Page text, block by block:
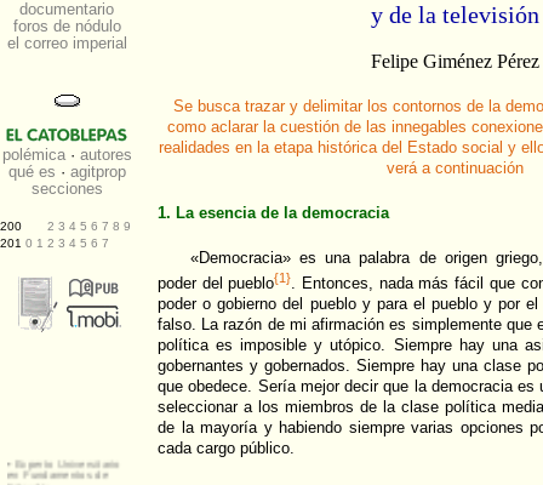
y de la televisión
Felipe Giménez Pérez
Se busca trazar y delimitar los contornos de la
como aclarar la cuestión de las innegables
realidades en la etapa histórica del Estado social y
verá a continuación
1. La esencia de la democracia
«Democracia» es una palabra de origen
poder del pueblo{1}. Entonces, nada más fácil que
poder o gobierno del pueblo y para el pueblo y por
falso. La razón de mi afirmación es simplemente que
política es imposible y utópico. Siempre hay una
gobernantes y gobernados. Siempre hay una clase
que obedece. Sería mejor decir que la democracia es
seleccionar a los miembros de la clase política
de la mayoría y habiendo siempre varias opciones
cada cargo público.